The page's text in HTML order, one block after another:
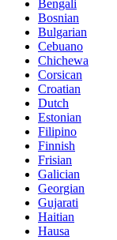
Bengali
Bosnian
Bulgarian
Cebuano
Chichewa
Corsican
Croatian
Dutch
Estonian
Filipino
Finnish
Frisian
Galician
Georgian
Gujarati
Haitian
Hausa